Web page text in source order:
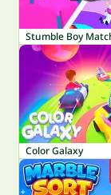
Stumble Boy
Color Galaxy